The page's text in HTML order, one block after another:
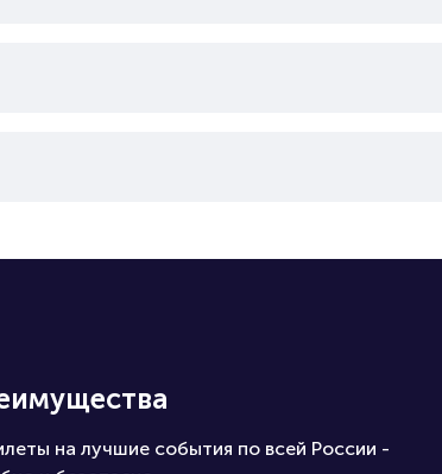
на лучшие события по всей России -